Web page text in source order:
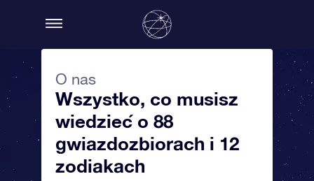
O nas
Wszystko, co musisz
wiedzieć o 88
gwiazdozbiorach i 12
zodiakach